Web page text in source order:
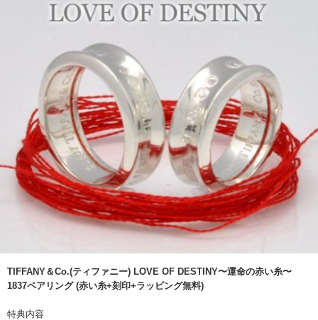
TIFFANY＆Co.(ティファニー) LOVE OF DESTINY〜運命の赤い糸〜
1837ペアリング (赤い糸+刻印+ラッピング無料)
特典内容